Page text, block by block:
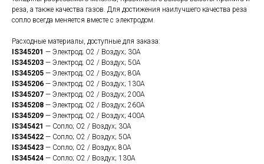
реза, а также качества газов. Для достижения наилучшего качества реза
сопло всегда меняется вместе с электродом.
Расходные материалы, доступные для заказа:
IS345201 — Электрод; O2 / Воздух; 30А
IS345203 — Электрод; O2 / Воздух; 50А
IS345205 — Электрод; O2 / Воздух; 80А
IS345206 — Электрод; O2 / Воздух; 130А
IS345207 — Электрод; O2 / Воздух; 200А
IS345208 — Электрод; O2 / Воздух; 260А
IS345209 — Электрод; O2 / Воздух; 400А
IS345421 — Сопло; O2 / Воздух; 30А
IS345422 — Сопло; O2 / Воздух; 50А
IS345423 — Сопло; O2 / Воздух; 80А
IS345424 — Сопло; O2 / Воздух; 130А